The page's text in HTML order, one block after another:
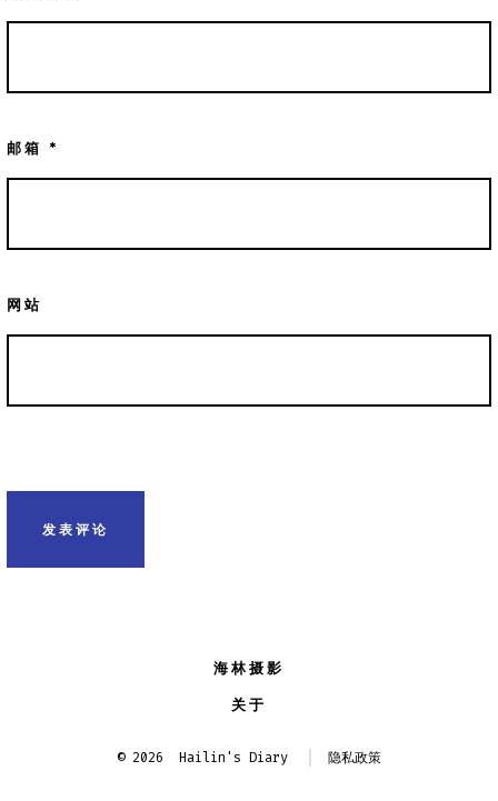
邮箱*
网站
海林摄影
关于
© 2026 Hailin's Diary 隐私政策